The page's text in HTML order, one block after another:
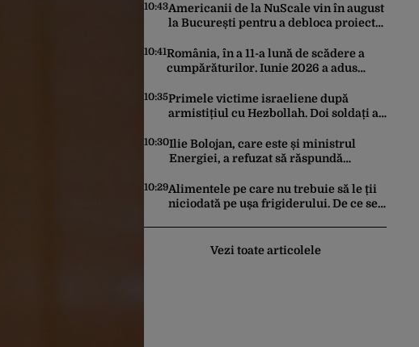
10:43Americanii de la NuScale vin în august
la București pentru a debloca proiectul
10:41România, în a 11-a lună de scădere a
cumpărăturilor. Iunie 2026 a adus
INS
10:35Primele victime israeliene după
armistițiul cu Hezbollah. Doi soldați au
aerian israelian a ucis un civil
10:30Ilie Bolojan, care este și ministrul
Energiei, a refuzat să răspundă
situația din energie. România
traversează în acest moment cea mai
Revoluție
10:29Alimentele pe care nu trebuie să le ții
niciodată pe ușa frigiderului. De ce se
Vezi toate articolele